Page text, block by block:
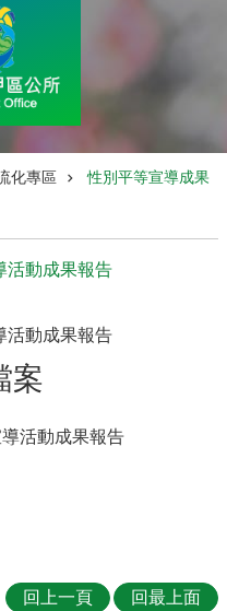
化專區 性別平等宣導成果
活動成果報告
活動成果報告
案
活動成果報告
回上一頁 回最上面